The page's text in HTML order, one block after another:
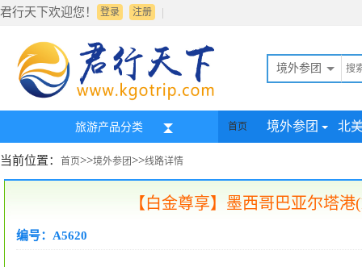
君行天下欢迎您！ 登录 |
注册
境外参团
旅游产品分类 首页 境外参团 北
当前位置： 首页>>境外参团>>线路详情
【白金尊享】墨西哥巴亚尔塔
编号：A5620